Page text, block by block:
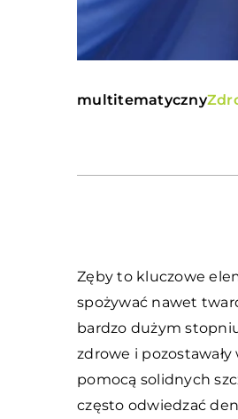
multitematyczny
Zęby to kluczowe
spożywać nawet
bardzo dużym
zdrowe i
pomocą solidnych
często odwiedzać